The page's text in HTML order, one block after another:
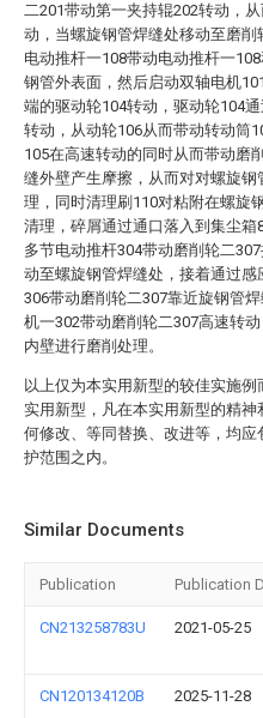
二201带动第一夹持辊202转动，
动，当螺旋钢管焊缝处移动至磨削
电动推杆一108带动电动推杆一
钢管外表面，然后启动双轴电机
端的驱动轮104转动，驱动轮104
转动，从动轮106从而带动转动筒
105在高速转动的同时从而带动磨
缝外壁产生摩擦，从而对对螺旋钢
理，同时清理刷110对粘附在螺旋
清理，碎屑通过通口落入到集尘箱
多节电动推杆304带动磨削轮二
动至螺旋钢管焊缝处，接着通过感
306带动磨削轮二307靠近旋钢管
机一302带动磨削轮二307高速转
内壁进行磨削处理。
以上仅为本实用新型的较佳实施
实用新型，凡在本实用新型的精
何修改、等同替换、改进等，均
护范围之内。
Similar Documents
Publication Publication
CN213258783U 2021-05-25
CN120134120B 2025-11-28